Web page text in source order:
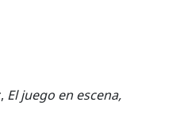
, El juego en escena,